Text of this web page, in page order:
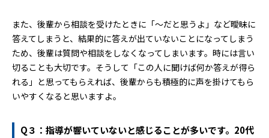
また、後輩から相談を受けたときに「〜だと思うよ」など曖昧に
答えてしまうと、結果的に答えが出ていないことになってしまう
ため、後輩は質問や相談をしなくなってしまいます。時には言い
切ることも大切です。そうして「この人に聞けば何か答えが得ら
れる」と思ってもらえれば、後輩からも積極的に声を掛けてもら
いやすくなると思いますよ。
Q３：指導が響いていないと感じることが多いです。20代